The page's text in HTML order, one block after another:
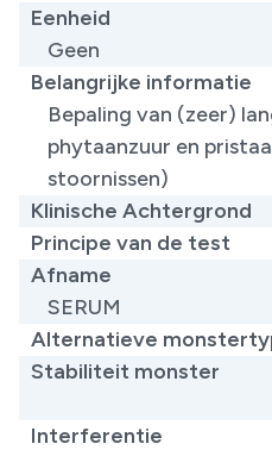
Eenheid
Geen
Belangrijke informatie
​Bepaling van (zeer)
phytaanzuur en
stoornissen)
Klinische Achtergrond
Principe van de test
Afname
SERUM
Alternatieve
Stabiliteit monster
Interferentie